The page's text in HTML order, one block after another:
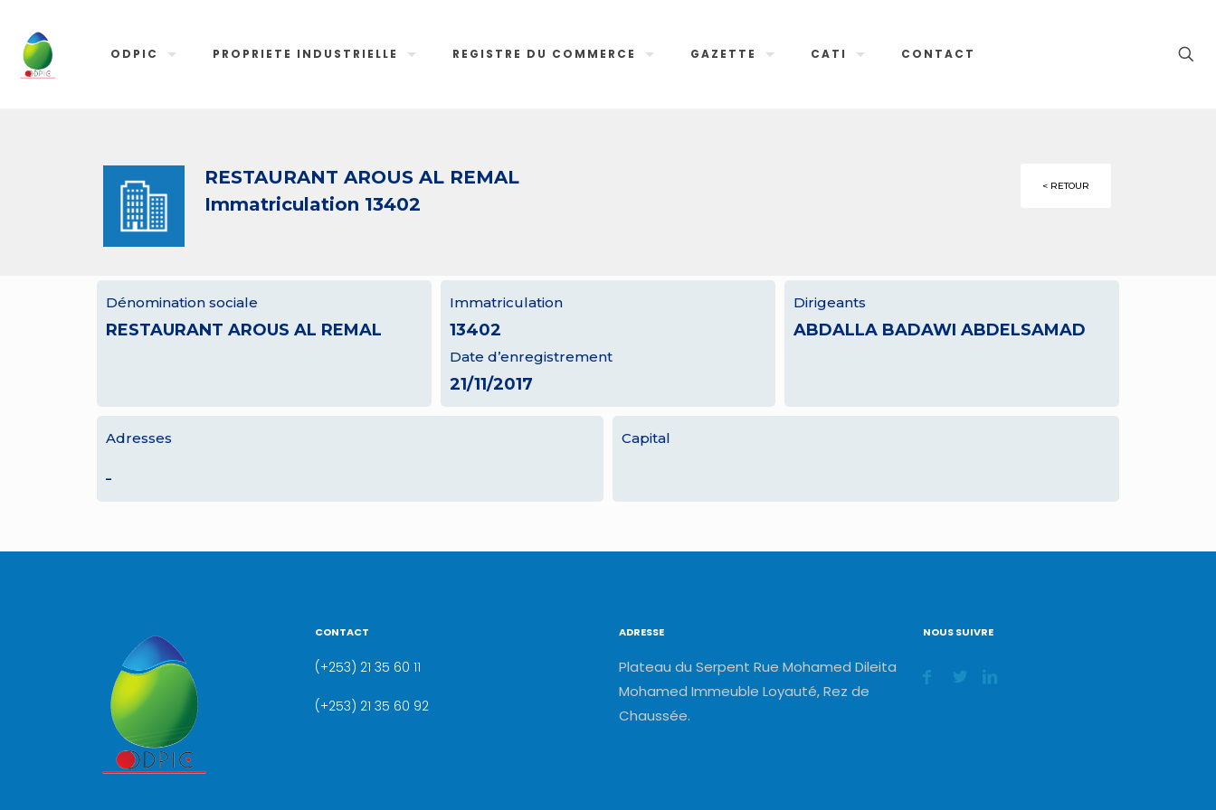
ODPIC PROPRIETE INDUSTRIELLE REGISTRE DU COMMERCE GAZETTE CATI CONTACT
RESTAURANT AROUS AL REMAL
Immatriculation 13402
< RETOUR
Dénomination sociale
RESTAURANT AROUS AL REMAL
Immatriculation
13402
Date d’enregistrement
21/11/2017
Dirigeants
ABDALLA BADAWI ABDELSAMAD
Adresses
–
Capital
CONTACT
(+253) 21 35 60 11
(+253) 21 35 60 92
ADRESSE
Plateau du Serpent Rue Mohamed Dileita
Mohamed Immeuble Loyauté, Rez de
Chaussée.
NOUS SUIVRE